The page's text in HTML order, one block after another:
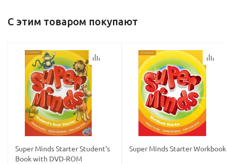
С этим товаром покупают
Super Minds Starter Student's
Book with DVD-ROM
Super Minds Starter Workbook